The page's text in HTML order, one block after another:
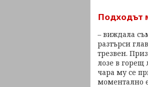
Подходът
– виждала
разтърси
трезвен.
лозе в горещ
чара му се
моментално